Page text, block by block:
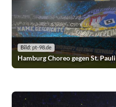
Bild: pt-98.de
Hamburg Choreo gegen St. Pauli